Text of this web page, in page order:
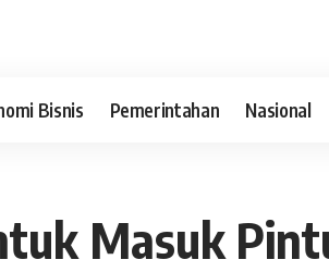
Bisnis Pemerintahan Nasional
Masuk